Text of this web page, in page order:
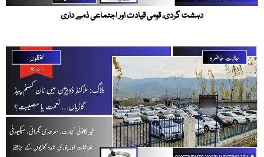
دہشت گردی، قومی قیادت اور اجتماعی ذمے داری